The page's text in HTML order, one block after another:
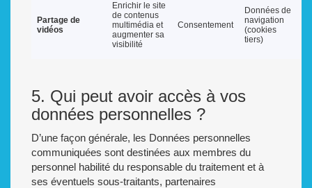
Partage de
vidéos
Enrichir le site
de contenus
multimédia et
augmenter sa
visibilité
Consentement
Données de
navigation
(cookies
tiers)
5. Qui peut avoir accès à vos
données personnelles ?
D’une façon générale, les Données personnelles
communiquées sont destinées aux membres du
personnel habilité du responsable du traitement et à
ses éventuels sous-traitants, partenaires